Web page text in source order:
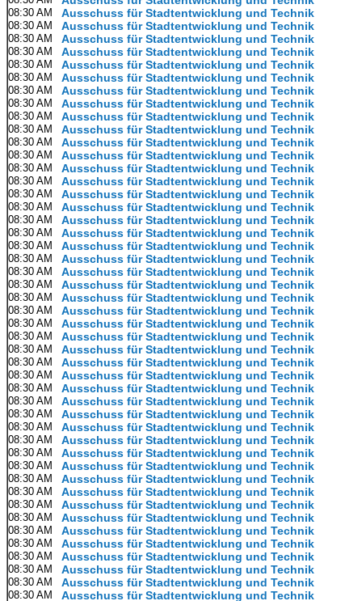
08:30 AM Ausschuss für Stadtentwicklung und Technik
08:30 AM Ausschuss für Stadtentwicklung und Technik
08:30 AM Ausschuss für Stadtentwicklung und Technik
08:30 AM Ausschuss für Stadtentwicklung und Technik
08:30 AM Ausschuss für Stadtentwicklung und Technik
08:30 AM Ausschuss für Stadtentwicklung und Technik
08:30 AM Ausschuss für Stadtentwicklung und Technik
08:30 AM Ausschuss für Stadtentwicklung und Technik
08:30 AM Ausschuss für Stadtentwicklung und Technik
08:30 AM Ausschuss für Stadtentwicklung und Technik
08:30 AM Ausschuss für Stadtentwicklung und Technik
08:30 AM Ausschuss für Stadtentwicklung und Technik
08:30 AM Ausschuss für Stadtentwicklung und Technik
08:30 AM Ausschuss für Stadtentwicklung und Technik
08:30 AM Ausschuss für Stadtentwicklung und Technik
08:30 AM Ausschuss für Stadtentwicklung und Technik
08:30 AM Ausschuss für Stadtentwicklung und Technik
08:30 AM Ausschuss für Stadtentwicklung und Technik
08:30 AM Ausschuss für Stadtentwicklung und Technik
08:30 AM Ausschuss für Stadtentwicklung und Technik
08:30 AM Ausschuss für Stadtentwicklung und Technik
08:30 AM Ausschuss für Stadtentwicklung und Technik
08:30 AM Ausschuss für Stadtentwicklung und Technik
08:30 AM Ausschuss für Stadtentwicklung und Technik
08:30 AM Ausschuss für Stadtentwicklung und Technik
08:30 AM Ausschuss für Stadtentwicklung und Technik
08:30 AM Ausschuss für Stadtentwicklung und Technik
08:30 AM Ausschuss für Stadtentwicklung und Technik
08:30 AM Ausschuss für Stadtentwicklung und Technik
08:30 AM Ausschuss für Stadtentwicklung und Technik
08:30 AM Ausschuss für Stadtentwicklung und Technik
08:30 AM Ausschuss für Stadtentwicklung und Technik
08:30 AM Ausschuss für Stadtentwicklung und Technik
08:30 AM Ausschuss für Stadtentwicklung und Technik
08:30 AM Ausschuss für Stadtentwicklung und Technik
08:30 AM Ausschuss für Stadtentwicklung und Technik
08:30 AM Ausschuss für Stadtentwicklung und Technik
08:30 AM Ausschuss für Stadtentwicklung und Technik
08:30 AM Ausschuss für Stadtentwicklung und Technik
08:30 AM Ausschuss für Stadtentwicklung und Technik
08:30 AM Ausschuss für Stadtentwicklung und Technik
08:30 AM Ausschuss für Stadtentwicklung und Technik
08:30 AM Ausschuss für Stadtentwicklung und Technik
08:30 AM Ausschuss für Stadtentwicklung und Technik
08:30 AM Ausschuss für Stadtentwicklung und Technik
08:30 AM Ausschuss für Stadtentwicklung und Technik